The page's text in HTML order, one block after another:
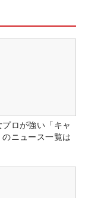
ロが強い「キャ
のニュース一覧は